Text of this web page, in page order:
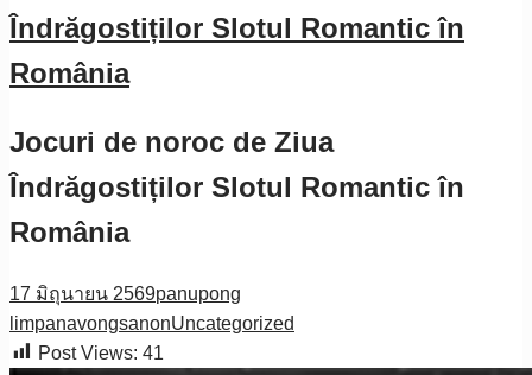
Îndrăgostiților Slotul Romantic în
România
Jocuri de noroc de Ziua
Îndrăgostiților Slotul Romantic în
România
17 มิถุนายน 2569panupong
limpanavongsanonUncategorized
Post Views: 41